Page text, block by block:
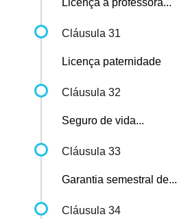
Licença à professora...
Cláusula 31
Licença paternidade
Cláusula 32
Seguro de vida...
Cláusula 33
Garantia semestral de...
Cláusula 34